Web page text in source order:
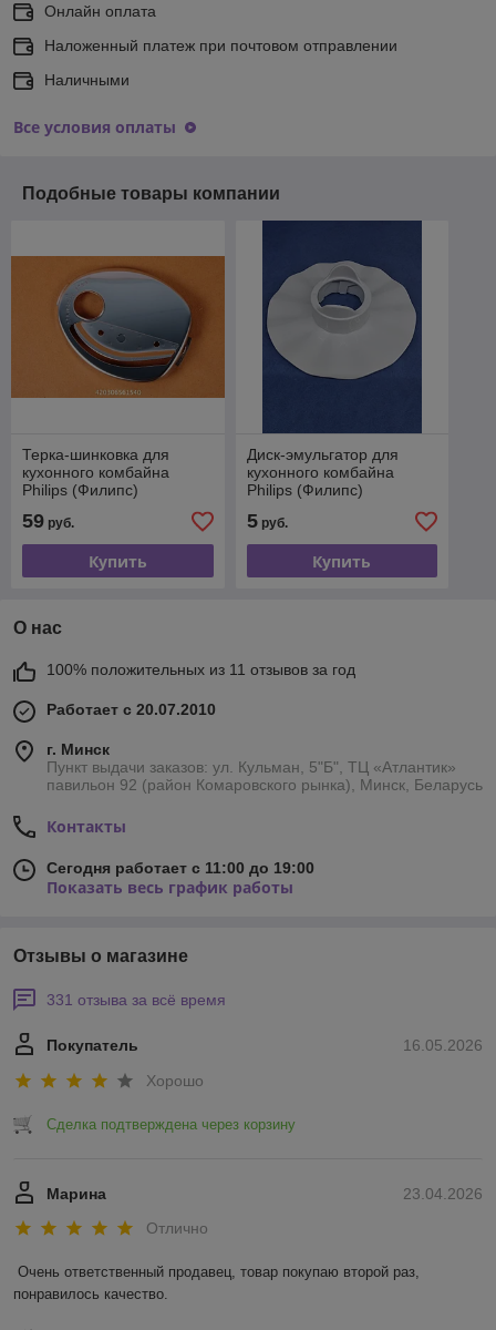
Онлайн оплата
Наложенный платеж при почтовом отправлении
Наличными
Все условия оплаты
Подобные товары компании
Терка-шинковка для
кухонного комбайна
Philips (Филипс)
59 руб.
Купить
Диск-эмульгатор для
кухонного комбайна
Philips (Филипс)
5руб.
Купить
О нас
100% положительных из 11 отзывов за год
Работает с 20.07.2010
г. Минск
Пункт выдачи заказов: ул. Кульман, 5"Б", ТЦ «Атлантик»
павильон 92 (район Комаровского рынка), Минск, Беларусь
Контакты
Сегодня работает с 11:00 до 19:00
Показать весь график работы
Отзывы о магазине
331 отзыва за всё время
16.05.2026
Покупатель
Хорошо
Сделка подтверждена через корзину
23.04.2026
Марина
Отлично
Очень ответственный продавец, товар покупаю второй раз,
понравилось качество.